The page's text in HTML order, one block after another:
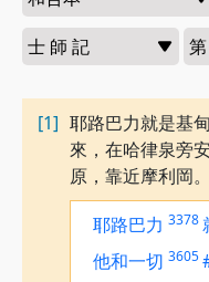
[1] 耶路巴力就是基
來，在哈律泉旁
原，靠近摩利岡。
耶路巴力 3378
他和一切 3605